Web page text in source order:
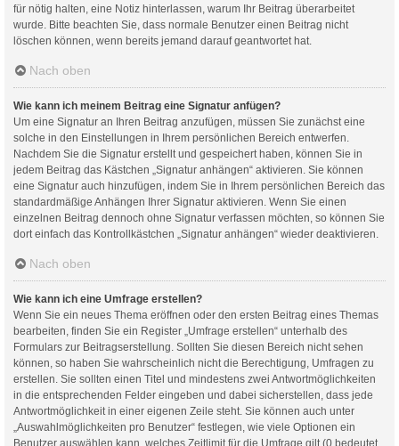
für nötig halten, eine Notiz hinterlassen, warum Ihr Beitrag überarbeitet
wurde. Bitte beachten Sie, dass normale Benutzer einen Beitrag nicht
löschen können, wenn bereits jemand darauf geantwortet hat.
Nach oben
Wie kann ich meinem Beitrag eine Signatur anfügen?
Um eine Signatur an Ihren Beitrag anzufügen, müssen Sie zunächst eine
solche in den Einstellungen in Ihrem persönlichen Bereich entwerfen.
Nachdem Sie die Signatur erstellt und gespeichert haben, können Sie in
jedem Beitrag das Kästchen „Signatur anhängen“ aktivieren. Sie können
eine Signatur auch hinzufügen, indem Sie in Ihrem persönlichen Bereich das
standardmäßige Anhängen Ihrer Signatur aktivieren. Wenn Sie einen
einzelnen Beitrag dennoch ohne Signatur verfassen möchten, so können Sie
dort einfach das Kontrollkästchen „Signatur anhängen“ wieder deaktivieren.
Nach oben
Wie kann ich eine Umfrage erstellen?
Wenn Sie ein neues Thema eröffnen oder den ersten Beitrag eines Themas
bearbeiten, finden Sie ein Register „Umfrage erstellen“ unterhalb des
Formulars zur Beitragserstellung. Sollten Sie diesen Bereich nicht sehen
können, so haben Sie wahrscheinlich nicht die Berechtigung, Umfragen zu
erstellen. Sie sollten einen Titel und mindestens zwei Antwortmöglichkeiten
in die entsprechenden Felder eingeben und dabei sicherstellen, dass jede
Antwortmöglichkeit in einer eigenen Zeile steht. Sie können auch unter
„Auswahlmöglichkeiten pro Benutzer“ festlegen, wie viele Optionen ein
Benutzer auswählen kann, welches Zeitlimit für die Umfrage gilt (0 bedeutet